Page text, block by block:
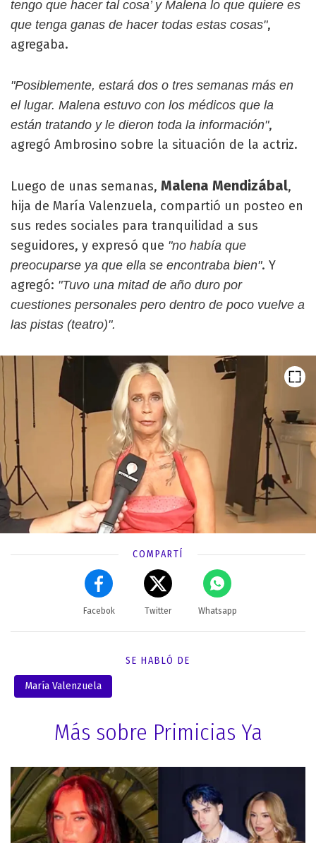
tengo que hacer tal cosa’ y Malena lo que quiere es
que tenga ganas de hacer todas estas cosas",
agregaba.
"Posiblemente, estará dos o tres semanas más en
el lugar. Malena estuvo con los médicos que la
están tratando y le dieron toda la información",
agregó Ambrosino sobre la situación de la actriz.
Luego de unas semanas, Malena Mendizábal,
hija de María Valenzuela, compartió un posteo en
sus redes sociales para tranquilidad a sus
seguidores, y expresó que "no había que
preocuparse ya que ella se encontraba bien". Y
agregó: "Tuvo una mitad de año duro por
cuestiones personales pero dentro de poco vuelve a
las pistas (teatro)".
COMPARTÍ
Facebok Twitter Whatsapp
SE HABLÓ DE
María Valenzuela
Más sobre Primicias Ya